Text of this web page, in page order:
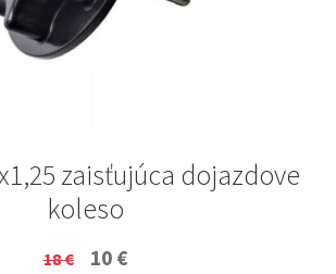
zaisťujúca dojazdove
koleso
18€
Original
10 €